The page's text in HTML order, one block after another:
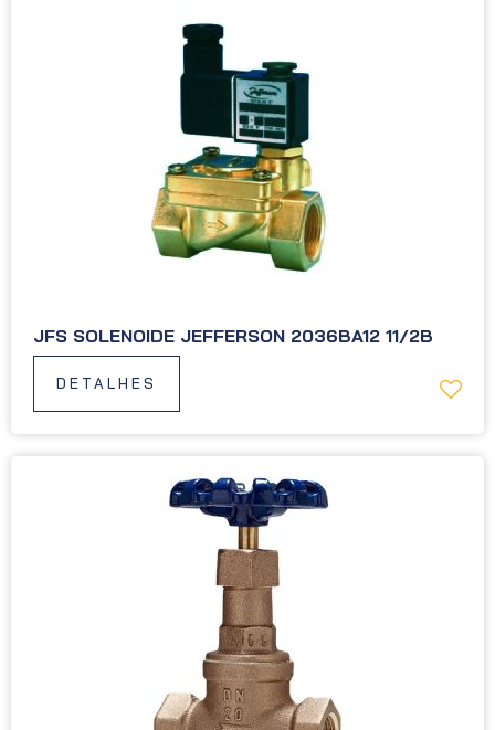
JFS SOLENOIDE JEFFERSON 2036BA12 11/2B
DETALHES